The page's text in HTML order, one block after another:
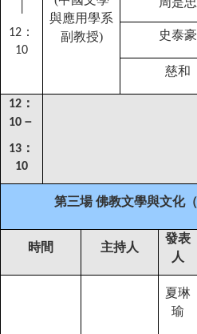
12 ：
10
與應用學系
副教授) 史泰豪
慈和
12 ：
10 －
13 ：
10
第三場 佛教文學與文化（
時間 主持人
發表
人
夏琳
瑜